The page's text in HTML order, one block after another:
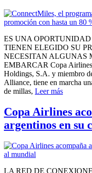
ES UNA
TIENEN ELEGIDO SU
NECESITAN ALGUNAS
EMBARCAR Copa
Holdings, S.A. y miembro
Alliance, tiene en marcha
de millas, Leer más
Copa Airlines
argentinos en su
LA RED DE